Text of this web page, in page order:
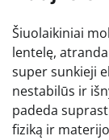
Šiuolaikiniai
lentelę,
super sunkieji
nestabilūs ir
padeda
fiziką ir